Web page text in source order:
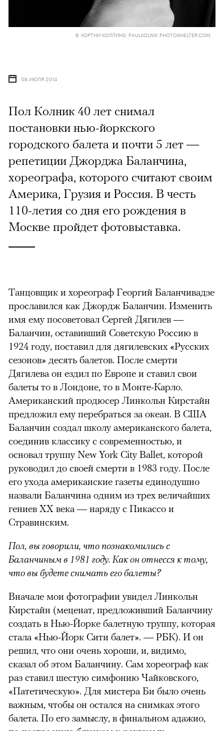
© КОРТНИ КОЛЛИНЗ; PAULKOLNIK.PHOTOSHELTER.COM
08 ИЮЛЯ 2014
Пол Колник 40 лет снимал
постановки нью-йоркского
городского балета и почти 5 лет —
репетиции Джорджа Баланчина,
хореографа, которого считают своим
Америка, Грузия и Россия. В честь
110-летия со дня его рождения в
Москве пройдет фотовыставка.
Танцовщик и хореограф Георгий Баланчивадзе
прославился как Джордж Баланчин. Изменить
имя ему посоветовал Сергей Дягилев —
Баланчин, оставивший Советскую Россию в
1924 году, поставил для дягилевских «Русских
сезонов» десять балетов. После смерти
Дягилева он ездил по Европе и ставил свои
балеты то в Лондоне, то в Монте-Карло.
Американский продюсер Линкольн Кирстайн
предложил ему перебраться за океан. В США
Баланчин создал школу американского балета,
соединив классику с современностью, и
основал труппу New York City Ballet, которой
руководил до своей смерти в 1983 году. После
его ухода американские газеты единодушно
назвали Баланчина одним из трех величайших
гениев XX века — наряду с Пикассо и
Стравинским.
Пол, вы говорили, что познакомились с
Баланчиным в 1981 году. Как он отнесся к тому,
что вы будете снимать его балеты?
Вначале мои фотографии увидел Линкольн
Кирстайн (меценат, предложивший Баланчину
создать в Нью-Йорке балетную труппу, которая
стала «Нью-Йорк Сити балет». — РБК). И он
решил, что они очень хороши, и, видимо,
сказал об этом Баланчину. Сам хореограф как
раз ставил шестую симфонию Чайковского,
«Патетическую». Для мистера Би было очень
важным, чтобы он остался на снимках этого
балета. По его замыслу, в финальном адажио,